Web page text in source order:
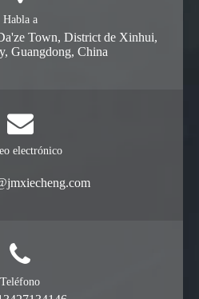
Habla a
Town, District de Xinhui,
Guangdong, China
electrónico
Teléfono